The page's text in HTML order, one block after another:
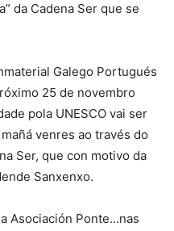
da Cadena Ser que se
Galego Portugués
25 de novembro
pola UNESCO vai ser
venres ao través do
Ser, que con motivo da
Sanxenxo.
Asociación Ponte…nas